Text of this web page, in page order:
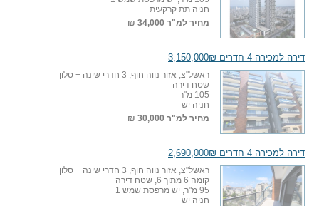
חניה תת קרקעית
מחיר למ"ר 34,000 ₪
דירה למכירה 4 חדרים 3,150,000₪
ראשל"צ, אזור נווה חוף, 3 חדרי שינה + סלון
שטח דירה
105 מ"ר
חניה יש
מחיר למ"ר 30,000 ₪
דירה למכירה 4 חדרים 2,690,000₪
ראשל"צ, אזור נווה חוף, 3 חדרי שינה + סלון
קומה 6 מתוך 6, שטח דירה
95 מ"ר, יש מרפסת שמש 1
חניה יש